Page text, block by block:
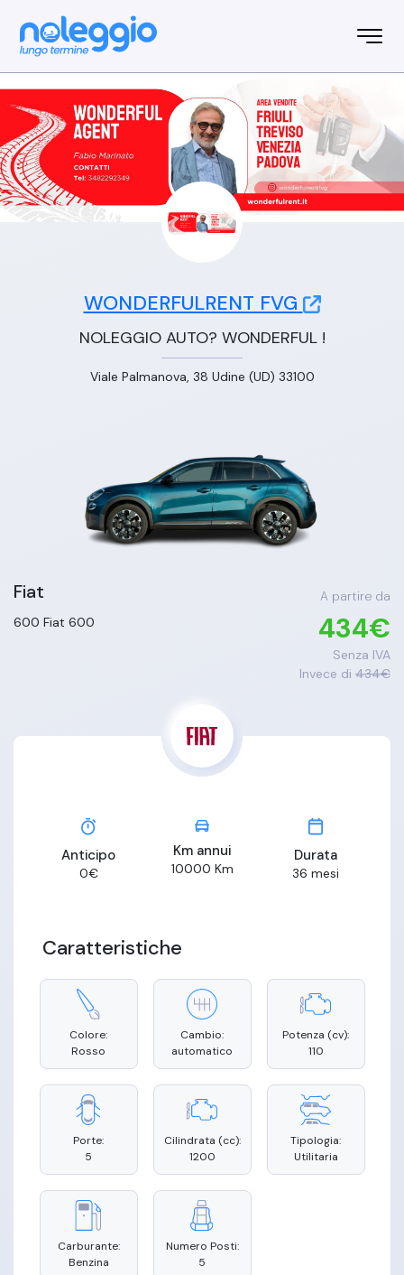
WONDERFULRENT FVG
NOLEGGIO AUTO? WONDERFUL !
Viale Palmanova, 38 Udine (UD) 33100
Fiat
A partire da
600 Fiat 600 434€
Senza IVA
Invece di 434€
Anticipo
0€
Km annui
10000 Km
Durata
36 mesi
Caratteristiche
Colore:
Rosso
Cambio:
automatico
Potenza (cv):
110
Porte:
5
Cilindrata (cc):
1200
Tipologia:
Utilitaria
Carburante:
Benzina
Numero Posti:
5